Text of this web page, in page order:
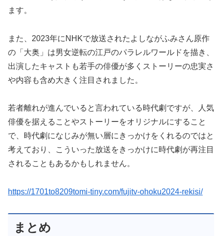
ます。
また、2023年にNHKで放送されたよしながふみさん原作
の「大奥」は男女逆転の江戸のパラレルワールドを描き、
出演したキャストも若手の俳優が多くストーリーの忠実さ
や内容も含め大きく注目されました。
若者離れが進んでいると言われている時代劇ですが、人気
俳優を据えることやストーリーをオリジナルにすること
で、時代劇になじみが無い層にきっかけをくれるのではと
考えており、こういった放送をきっかけに時代劇が再注目
されることもあるかもしれません。
https://1701to8209tomi-tiny.com/fujitv-ohoku2024-rekisi/
まとめ